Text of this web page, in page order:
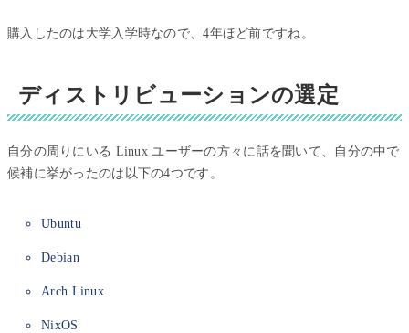
購入したのは大学入学時なので、4年ほど前ですね。
ディストリビューションの選定
自分の周りにいる Linux ユーザーの方々に話を聞いて、自分の中で
候補に挙がったのは以下の4つです。
Ubuntu
Debian
Arch Linux
NixOS